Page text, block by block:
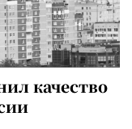
качество